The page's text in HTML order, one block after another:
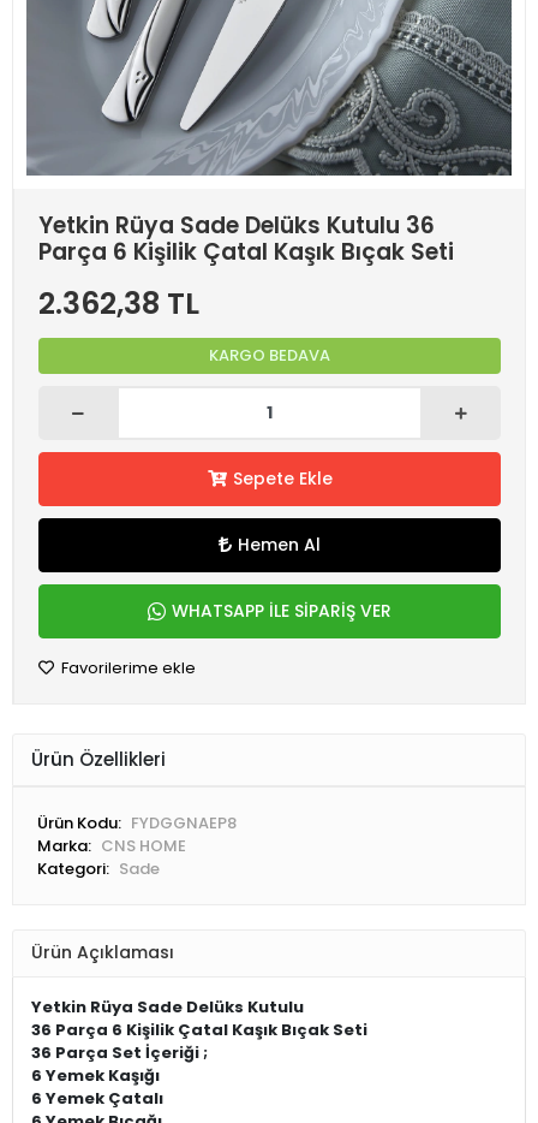
Yetkin Rüya Sade Delüks Kutulu 36
Parça 6 Kişilik Çatal Kaşık Bıçak Seti
2.362,38 TL
KARGO BEDAVA
Sepete Ekle
Hemen Al
WHATSAPP İLE SİPARİŞ VER
Favorilerime ekle
Ürün Özellikleri
Ürün Kodu: FYDGGNAEP8
Marka: CNS HOME
Kategori: Sade
Ürün Açıklaması
Yetkin Rüya Sade Delüks Kutulu
36 Parça 6 Kişilik Çatal Kaşık Bıçak Seti
36 Parça Set İçeriği ;
6 Yemek Kaşığı
6 Yemek Çatalı